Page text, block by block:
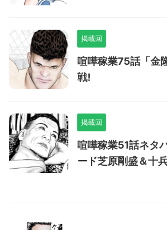
掲載回
喧嘩稼業75話「金
戦!
掲載回
喧嘩稼業51話ネタ
ード芝原剛盛＆十兵